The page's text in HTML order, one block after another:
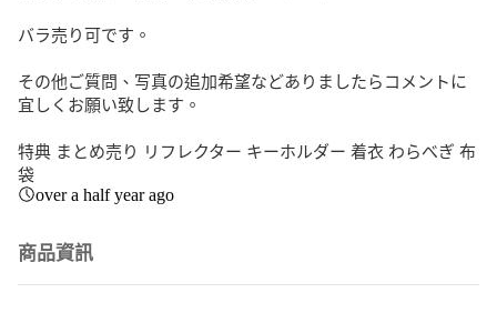
バラ売り可です。
その他ご質問、写真の追加希望などありましたらコメントに
宜しくお願い致します。
特典 まとめ売り リフレクター キーホルダー 着衣 わらべぎ 布
袋
over a half year ago
商品資訊